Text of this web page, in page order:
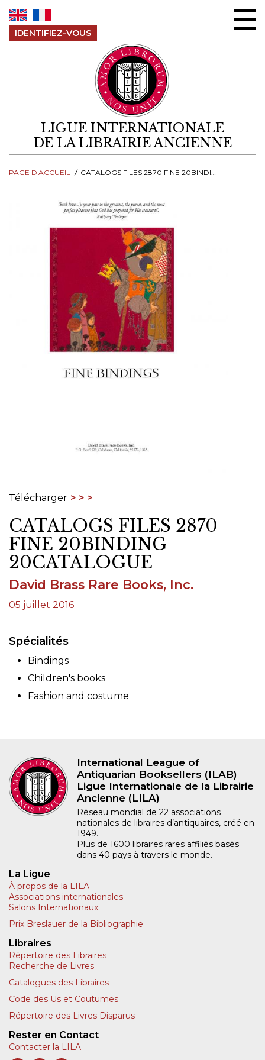
IDENTIFIEZ-VOUS
LIGUE INTERNATIONALE
DE LA LIBRAIRIE ANCIENNE
PAGE D'ACCUEIL CATALOGS FILES 2870 FINE 20BINDING 20CATALOGUE
Télécharger
CATALOGS FILES 2870
FINE 20BINDING
20CATALOGUE
David Brass Rare Books, Inc.
05 juillet 2016
Spécialités
Bindings
Children's books
Fashion and costume
International League of
Antiquarian Booksellers (ILAB)
Ligue Internationale de la Librairie
Ancienne (LILA)
Réseau mondial de 22 associations
nationales de libraires d’antiquaires, créé en
1949.
Plus de 1600 libraires rares affiliés basés
dans 40 pays à travers le monde.
La Ligue
À propos de la LILA
Associations internationales
Salons Internationaux
Prix Breslauer de la Bibliographie
Libraires
Répertoire des Libraires
Recherche de Livres
Catalogues des Libraires
Code des Us et Coutumes
Répertoire des Livres Disparus
Rester en Contact
Contacter la LILA